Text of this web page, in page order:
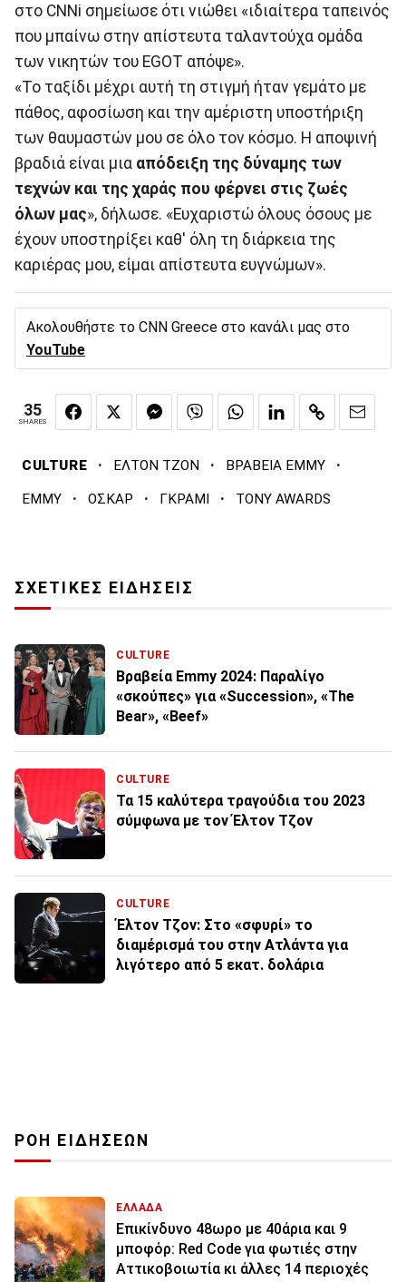
στο CNNi σημείωσε ότι νιώθει «ιδιαίτερα ταπεινός
που μπαίνω στην απίστευτα ταλαντούχα ομάδα
των νικητών του EGOT απόψε».
«Το ταξίδι μέχρι αυτή τη στιγμή ήταν γεμάτο με
πάθος, αφοσίωση και την αμέριστη υποστήριξη
των θαυμαστών μου σε όλο τον κόσμο. Η αποψινή
βραδιά είναι μια απόδειξη της δύναμης των
τεχνών και της χαράς που φέρνει στις ζωές
όλων μας», δήλωσε. «Ευχαριστώ όλους όσους με
έχουν υποστηρίξει καθ' όλη τη διάρκεια της
καριέρας μου, είμαι απίστευτα ευγνώμων».
Ακολουθήστε το CNN Greece στο κανάλι μας στο
YouTube
35
SHARES
CULTURE · ΕΛΤΟΝ ΤΖΟΝ · ΒΡΑΒΕΙΑ ΕΜΜΥ ·
EMMY · ΟΣΚΑΡ · ΓΚΡΑΜΙ · TONY AWARDS
ΣΧΕΤΙΚΕΣ ΕΙΔΗΣΕΙΣ
CULTURE
Βραβεία Emmy 2024: Παραλίγο
«σκούπες» για «Succession», «The
Bear», «Beef»
CULTURE
Τα 15 καλύτερα τραγούδια του 2023
σύμφωνα με τον Έλτον Τζον
CULTURE
Έλτον Τζον: Στο «σφυρί» το
διαμέρισμά του στην Ατλάντα για
λιγότερο από 5 εκατ. δολάρια
ΡΟΗ ΕΙΔΗΣΕΩΝ
ΕΛΛΑΔΑ
Επικίνδυνο 48ωρο με 40άρια και 9
μποφόρ: Red Code για φωτιές στην
Αττικοβοιωτία κι άλλες 14 περιοχές